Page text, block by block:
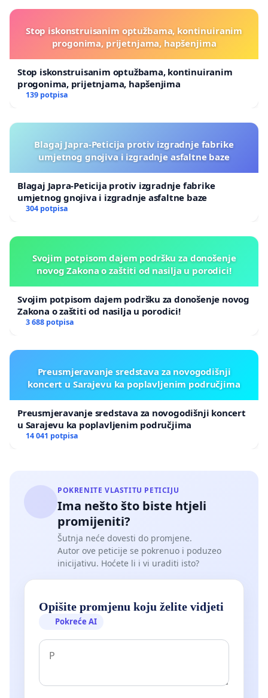
Stop iskonstruisanim optužbama, kontinuiranim
progonima, prijetnjama, hapšenjima
Stop iskonstruisanim optužbama, kontinuiranim
progonima, prijetnjama, hapšenjima
139 potpisa
Blagaj Japra-Peticija protiv izgradnje fabrike
umjetnog gnojiva i izgradnje asfaltne baze
Blagaj Japra-Peticija protiv izgradnje fabrike
umjetnog gnojiva i izgradnje asfaltne baze
304 potpisa
Svojim potpisom dajem podršku za donošenje
novog Zakona o zaštiti od nasilja u porodici!
Svojim potpisom dajem podršku za donošenje novog
Zakona o zaštiti od nasilja u porodici!
3 688 potpisa
Preusmjeravanje sredstava za novogodišnji
koncert u Sarajevu ka poplavljenim područjima
Preusmjeravanje sredstava za novogodišnji koncert
u Sarajevu ka poplavljenim područjima
14 041 potpisa
POKRENITE VLASTITU PETICIJU
Ima nešto što biste htjeli
promijeniti?
Šutnja neće dovesti do promjene.
Autor ove peticije se pokrenuo i poduzeo
inicijativu. Hoćete li i vi uraditi isto?
Opišite promjenu koju želite vidjeti
Pokreće AI